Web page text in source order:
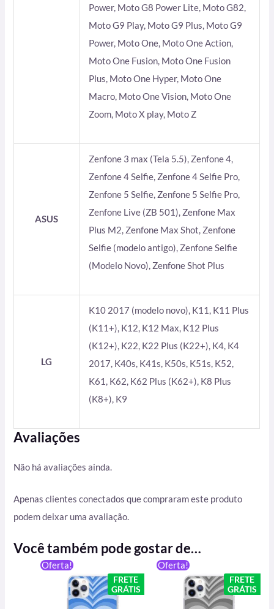
Power, Moto G8 Power Lite, Moto G82,
Moto G9 Play, Moto G9 Plus, Moto G9
Power, Moto One, Moto One Action,
Moto One Fusion, Moto One Fusion
Plus, Moto One Hyper, Moto One
Macro, Moto One Vision, Moto One
Zoom, Moto X play, Moto Z
ASUS
Zenfone 3 max (Tela 5.5), Zenfone 4,
Zenfone 4 Selfie, Zenfone 4 Selfie Pro,
Zenfone 5 Selfie, Zenfone 5 Selfie Pro,
Zenfone Live (ZB 501), Zenfone Max
Plus M2, Zenfone Max Shot, Zenfone
Selfie (modelo antigo), Zenfone Selfie
(Modelo Novo), Zenfone Shot Plus
LG
K10 2017 (modelo novo), K11, K11 Plus
(K11+), K12, K12 Max, K12 Plus
(K12+), K22, K22 Plus (K22+), K4, K4
2017, K40s, K41s, K50s, K51s, K52,
K61, K62, K62 Plus (K62+), K8 Plus
(K8+), K9
Avaliações
Não há avaliações ainda.
Apenas clientes conectados que compraram este produto
podem deixar uma avaliação.
Você também pode gostar de…
Oferta!
FRETE
GRÁTIS
original
era:
R$ 59,90.
preço
atual
é:
Oferta!
FRETE
GRÁTIS
original
era:
R$ 59,90.
preço
atual
é: